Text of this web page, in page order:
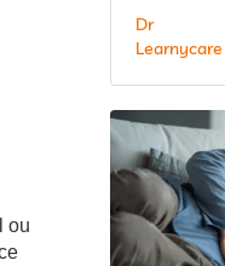
ou
Dr
Learnycare